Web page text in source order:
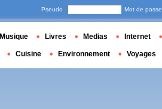
Pseudo Mot de passe
Musique Livres Medias Internet
Cuisine Environnement Voyages